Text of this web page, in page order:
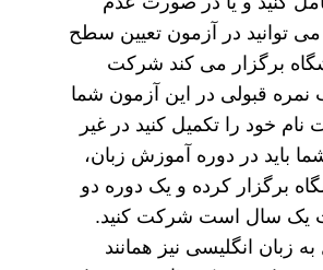
توانید در آزمون تعیین سطح
برگزار می کند شرکت
نمره قبولی در این آزمون شما
نام خود را تکمیل کنید در غیر
باید در دوره آموزش زبان،
برگزار کرده و یک دوره دو
یک سال است شرکت کنید.
زبان انگلیسی نیز همانند